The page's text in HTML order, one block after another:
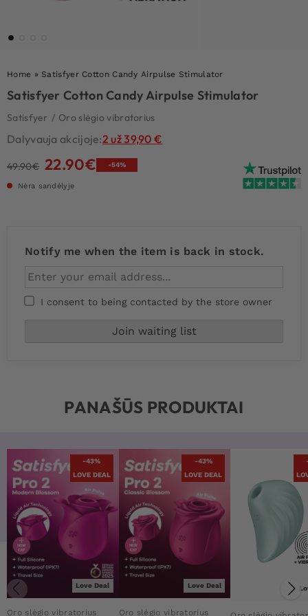
Home »Satisfyer Cotton Candy Airpulse Stimulator
Satisfyer Cotton Candy Airpulse Stimulator
Satisfyer / Oro slėgio vibratorius
Dalyvauja akcijoje:2 už 39,90 €
49.90€ Original
was:
22.90€Current
-54%
Nėra sandėlyje
Notify me when the item is back in stock.
I consent to being contacted by the store owner
PANAŠŪS PRODUKTAI
-43%
LOVE DEAL
Love Deal
Oro slėgio vibratorius
-43%
LOVE DEAL
Love Deal
Oro slėgio vibratorius